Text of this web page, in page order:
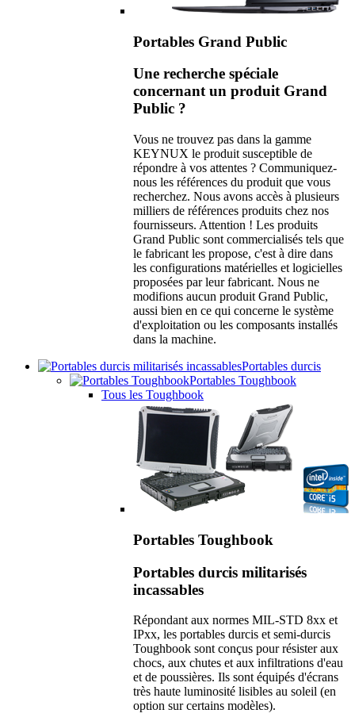
Portables Grand Public
Une recherche spéciale
concernant un produit Grand
Public ?
Vous ne trouvez pas dans la gamme
KEYNUX le produit susceptible de
répondre à vos attentes ? Communiquez-
nous les références du produit que vous
recherchez. Nous avons accès à plusieurs
milliers de références produits chez nos
fournisseurs. Attention ! Les produits
Grand Public sont commercialisés tels que
le fabricant les propose, c'est à dire dans
les configurations matérielles et logicielles
proposées par leur fabricant. Nous ne
modifions aucun produit Grand Public,
aussi bien en ce qui concerne le système
d'exploitation ou les composants installés
dans la machine.
Portables durcis
Portables Toughbook
Tous les Toughbook
Portables Toughbook
Portables durcis militarisés
incassables
Répondant aux normes MIL-STD 8xx et
IPxx, les portables durcis et semi-durcis
Toughbook sont conçus pour résister aux
chocs, aux chutes et aux infiltrations d'eau
et de poussières. Ils sont équipés d'écrans
très haute luminosité lisibles au soleil (en
option sur certains modèles).